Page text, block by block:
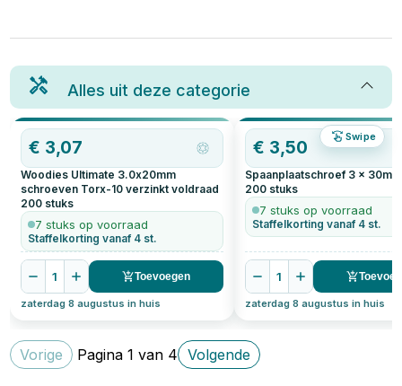
Alles uit deze categorie
Swipe
€ 3,07
Woodies Ultimate 3.0x20mm
schroeven Torx-10 verzinkt voldraad
200 stuks
7 stuks op voorraad
Staffelkorting vanaf 4 st.
1 Toevoegen
zaterdag 8 augustus in huis
€ 3,50
Spaanplaatschroef 3 x
200 stuks
7 stuks op voorraad
Staffelkorting vanaf 4 st.
1
zaterdag 8 augustus in huis
Vorige Pagina1 van 4 Volgende